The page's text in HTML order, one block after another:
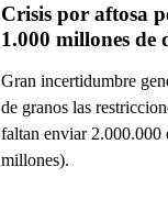
Crisis por aftosa
1.000 millones de
Gran incertidumbre
de granos las
faltan enviar 2.000.000
millones).